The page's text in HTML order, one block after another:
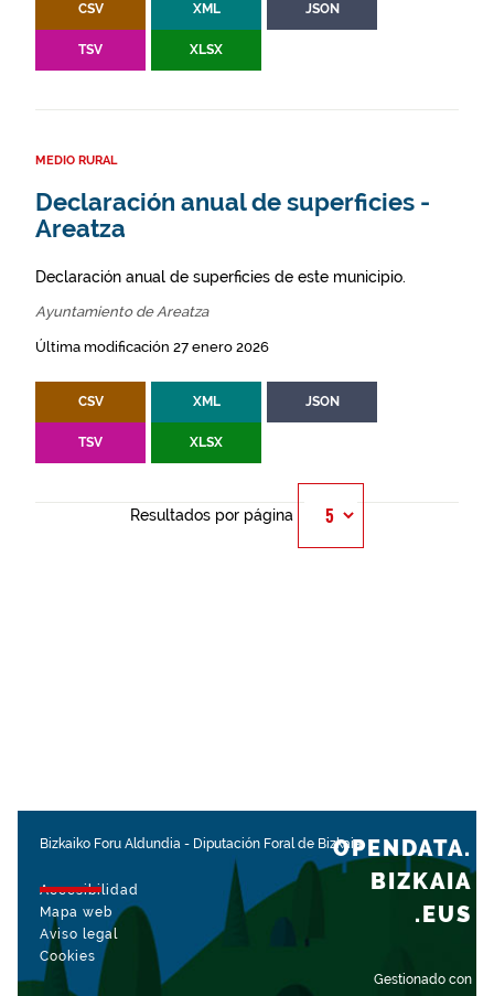
CSV XML JSON
TSV XLSX
MEDIO RURAL
Declaración anual de superficies -
Areatza
Declaración anual de superficies de este municipio.
Ayuntamiento de Areatza
Última modificación 27 enero 2026
CSV XML JSON
TSV XLSX
Resultados por página
Bizkaiko Foru Aldundia - Diputación Foral de Bizkaia
Accesibilidad
Mapa web
Aviso legal
Cookies
Gestionado con
OPENDATA.
BIZKAIA
.EUS